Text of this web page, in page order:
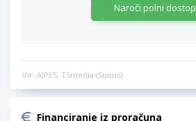
Naroči polni dostop
Vir: AJPES, TSmedia (Status)
Financiranje iz proračuna